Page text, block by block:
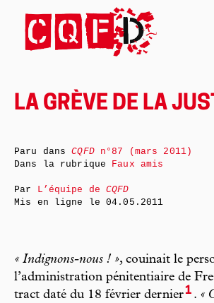
LA GRÈVE DE LA
« Indignons-nous ! », couinait le
l’administration pénitentiaire de
tract daté du 18 février dernier1 . «
Paru dansCQFDn°87 (mars 2011)
Dans la rubrique Faux amis
Par L’équipe deCQFD
Mis en ligne le04.05.2011